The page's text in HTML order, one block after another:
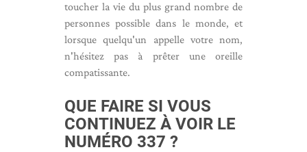
toucher la vie du plus grand nombre de
personnes possible dans le monde, et
lorsque quelqu'un appelle votre nom,
n'hésitez pas à prêter une oreille
compatissante.
QUE FAIRE SI VOUS
CONTINUEZ À VOIR LE
NUMÉRO 337 ?